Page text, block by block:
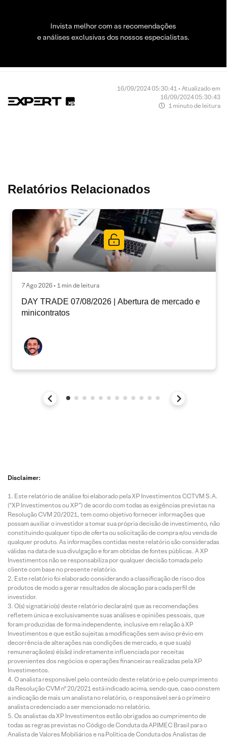
Invista melhor com as recomendações
e análises exclusivas dos nossos especialistas.
16/09/2024 05:30:41 • Atualizado em
16/09/2024 05:30:43
1 minuto de leitura
Relatórios Relacionados
7 Ago 2026 • 1 min de leitura
DAY TRADE 07/08/2026 | Abertura de mercado e
minicontratos
Disclaimer:
Este relatório de análise foi elaborado pela XP Investimentos CCTVM S.A.
(“XP Investimentos ou XP”) de acordo com todas as exigências previstas na
Resolução CVM 20/2021, tem como objetivo fornecer informações que
possam auxiliar o investidor a tomar sua própria decisão de investimento, não
constituindo qualquer tipo de oferta ou solicitação de compra e/ou venda de
qualquer produto. As informações contidas neste relatório são consideradas
válidas na data de sua divulgação e foram obtidas de fontes públicas. A XP
Investimentos não se responsabiliza por qualquer decisão tomada pelo
cliente com base no presente relatório.
Este relatório foi elaborado considerando a classificação de risco dos
produtos de modo a gerar resultados de alocação para cada perfil de
investidor.
O(s) signatário(s) deste relatório declara(m) que as recomendações
refletem única e exclusivamente suas análises e opiniões pessoais, que
foram produzidas de forma independente, inclusive em relação à XP
Investimentos e que estão sujeitas a modificações sem aviso prévio em
decorrência de alterações nas condições de mercado, e que sua(s)
remuneração(es) é(são) indiretamente influenciada por receitas
provenientes dos negócios e operações financeiras realizadas pela XP
Investimentos.
O analista responsável pelo conteúdo deste relatório e pelo cumprimento
da Resolução CVM nº 20/2021 está indicado acima, sendo que, caso constem
a indicação de mais um analista no relatório, o responsável será o primeiro
analista credenciado a ser mencionado no relatório.
Os analistas da XP Investimentos estão obrigados ao cumprimento de
todas as regras previstas no Código de Conduta da APIMEC Brasil para o
Analista de Valores Mobiliários e na Política de Conduta dos Analistas de